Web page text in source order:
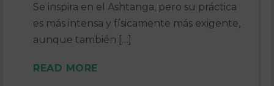
Se inspira en el Ashtanga, pero su práctica
es más intensa y físicamente más exigente,
aunque también […]
READ MORE